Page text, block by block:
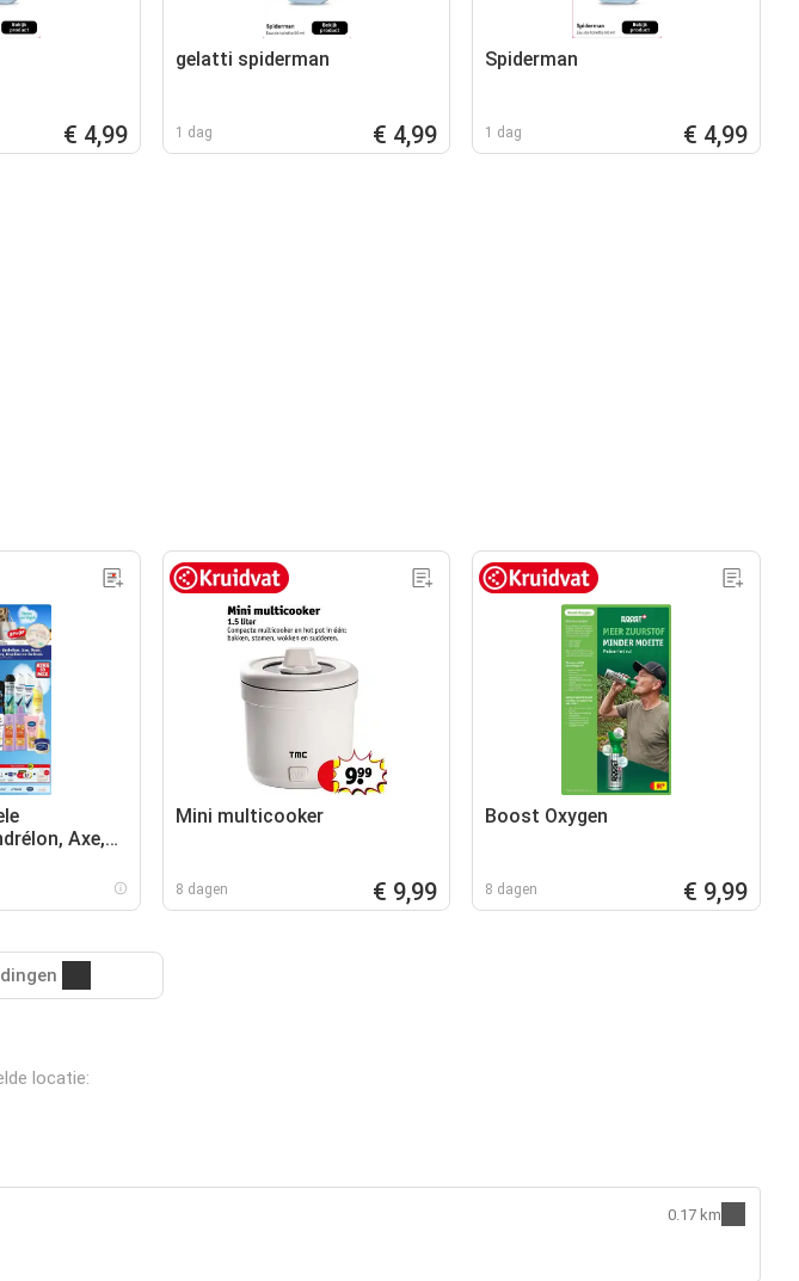
€ 4,99
gelatti spiderman
1 dag € 4,99
Spiderman
1 dag € 4,99
Axe,
Vaseline en
Mini multicooker
8 dagen € 9,99
Boost Oxygen
8 dagen € 9,99
locatie:
0.17 km